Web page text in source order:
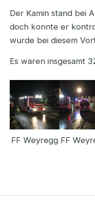
Der Kamin stand bei
doch konnte er
wurde bei diesem
Es waren insgesamt
FF Weyregg FF